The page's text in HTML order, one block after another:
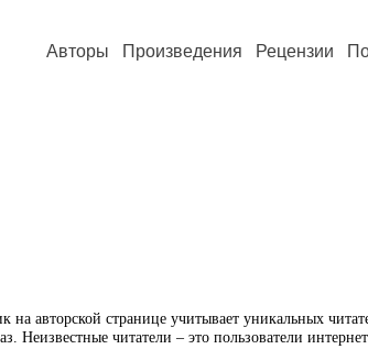
Авторы Произведения Рецензии
авторской странице учитывает уникальных
Неизвестные читатели – это пользователи